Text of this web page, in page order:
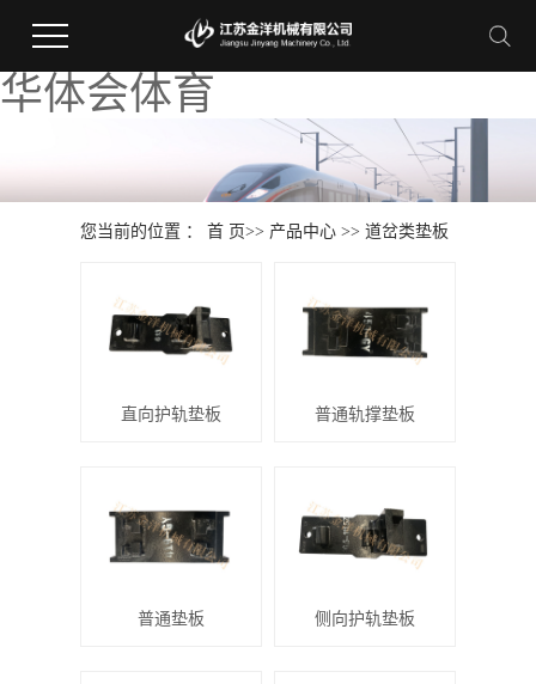
华体会体育
您当前的位置 ：首 页>> 产品中心 >>道岔类垫板
直向护轨垫板 普通轨撑垫板
普通垫板 侧向护轨垫板